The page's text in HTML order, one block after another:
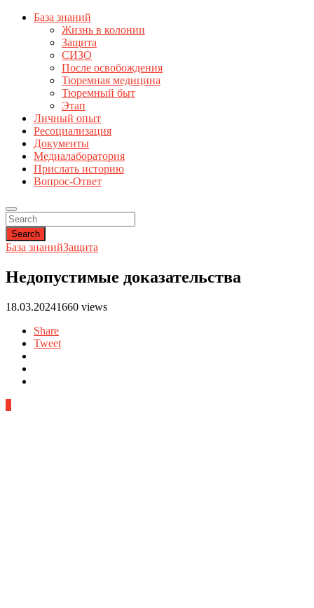
База знаний
Жизнь в колонии
Защита
СИЗО
После освобождения
Тюремная медицина
Тюремный быт
Этап
Личный опыт
Ресоциализация
Документы
Медиалаборатория
Прислать историю
Вопрос-Ответ
Search
База знанийЗащита
Недопустимые доказательства
18.03.20241660 views
Share
Tweet